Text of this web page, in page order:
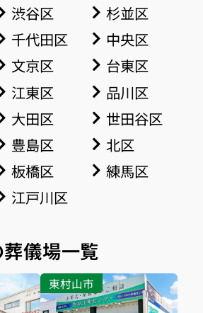
渋谷区
杉並区
千代田区
中央区
文京区
台東区
江東区
品川区
大田区
世田谷区
豊島区
北区
板橋区
練馬区
江戸川区
儀場一覧
東村山市